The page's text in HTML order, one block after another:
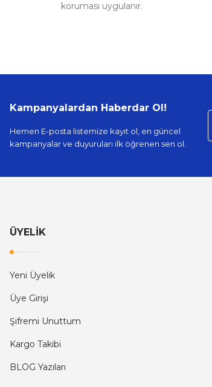
koruması uygulanır.
Kampanyalardan Haberdar Ol!
Hemen E-posta listemize kayıt ol, en güncel
kampanyalar ve duyuruları ilk öğrenen sen ol.
ÜYELİK
Yeni Üyelik
Üye Girişi
Şifremi Unuttum
Kargo Takibi
BLOG Yazıları